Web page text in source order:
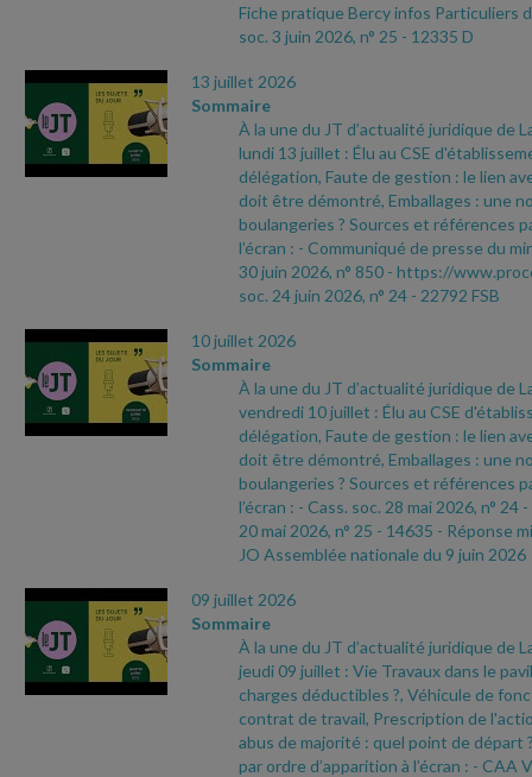
Fiche pratique Bercy infos Particuliers
soc. 3 juin 2026, n° 25 - 12335 D
13 juillet 2026
Sommaire
À la une du JT d’actualité juridique de
lundi 13 juillet : Élu au CSE
délégation, Faute de gestion : le lien
doit être démontré, Emballages : une
boulangeries ? Sources et références
l’écran : - Communiqué de presse du
30 juin 2026, n° 850 - https://
soc. 24 juin 2026, n° 24 - 22792 FSB
10 juillet 2026
Sommaire
À la une du JT d’actualité juridique de
vendredi 10 juillet : Élu au CSE
délégation, Faute de gestion : le lien
doit être démontré, Emballages : une
boulangeries ? Sources et références
l’écran : - Cass. soc. 28 mai 2026, n° 24
20 mai 2026, n° 25 - 14635 - Réponse
JO Assemblée nationale du 9 juin 2026
09 juillet 2026
Sommaire
À la une du JT d’actualité juridique de
jeudi 09 juillet : Vie Travaux dans le
charges déductibles ?, Véhicule de
contrat de travail, Prescription de
abus de majorité : quel point de départ
par ordre d’apparition à l’écran : - CAA